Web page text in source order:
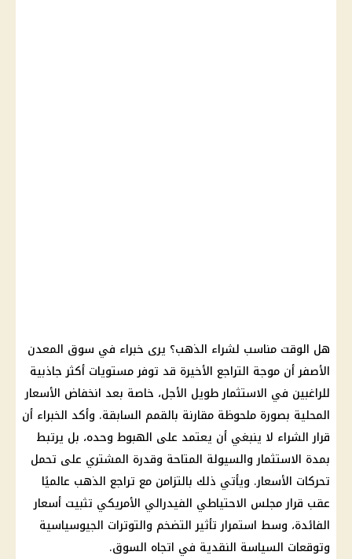
هل الوقت مناسب لشراء الذهب؟ يرى خبراء في سوق المعدن
الأصفر أن موجة التراجع الأخيرة قد توفر مستويات أكثر جاذبية
للراغبين في الاستثمار طويل الأجل، خاصة بعد انخفاض الأسعار
المحلية بصورة ملحوظة مقارنة بالقمم السابقة. وأكد الخبراء أن
قرار الشراء لا ينبغي أن يعتمد على الهبوط وحده، بل يرتبط
بمدة الاستثمار والسيولة المتاحة وقدرة المشتري على تحمل
تحركات الأسعار. ويأتي ذلك بالتزامن مع تراجع الذهب عالميًا
عقب قرار مجلس الاحتياطي الفيدرالي الأمريكي تثبيت أسعار
الفائدة، وسط استمرار تأثير التضخم والتوترات الجيوسياسية
وتوقعات السياسة النقدية في اتجاه السوق.